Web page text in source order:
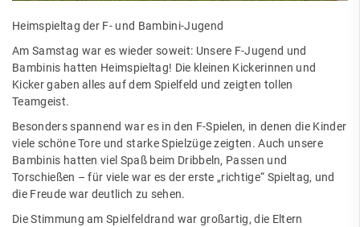
Heimspieltag der F- und Bambini-Jugend
Am Samstag war es wieder soweit: Unsere F-Jugend und
Bambinis hatten Heimspieltag! Die kleinen Kickerinnen und
Kicker gaben alles auf dem Spielfeld und zeigten tollen
Teamgeist.
Besonders spannend war es in den F-Spielen, in denen die Kinder
viele schöne Tore und starke Spielzüge zeigten. Auch unsere
Bambinis hatten viel Spaß beim Dribbeln, Passen und
Torschießen – für viele war es der erste „richtige“ Spieltag, und
die Freude war deutlich zu sehen.
Die Stimmung am Spielfeldrand war großartig, die Eltern